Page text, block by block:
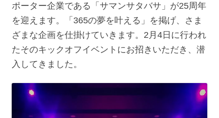
ポーター企業である「サマンサタバサ」が25周年
を迎えます。「365の夢を叶える」を掲げ、さま
ざまな企画を仕掛けていきます。2月4日に行われ
たそのキックオフイベントにお招きいただき、潜
入してきました。